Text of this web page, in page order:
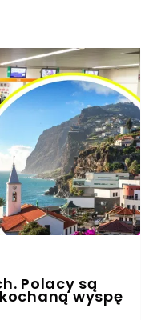
Polacy są
wyspę